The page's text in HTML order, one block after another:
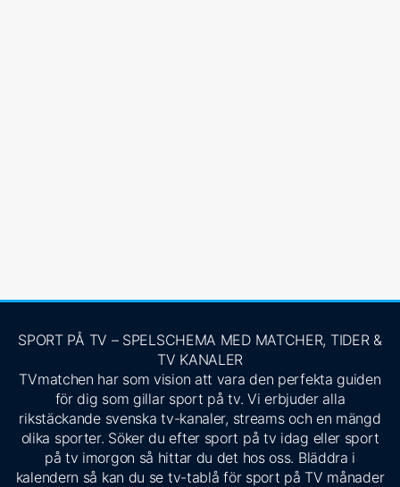
SPORT PÅ TV – SPELSCHEMA MED MATCHER, TIDER &
TV KANALER
TVmatchen har som vision att vara den perfekta guiden
för dig som gillar sport på tv. Vi erbjuder alla
rikstäckande svenska tv-kanaler, streams och en mängd
olika sporter. Söker du efter sport på tv idag eller sport
på tv imorgon så hittar du det hos oss. Bläddra i
kalendern så kan du se tv-tablå för sport på TV månader